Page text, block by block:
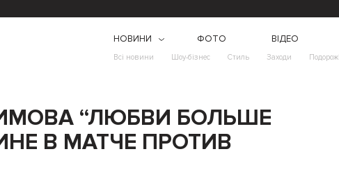
НОВИНИ
Всі новини Шоу-бізнес Стиль Заходи Подорожі
ФОТО ВІДЕО
“ЛЮБВИ БОЛЬШЕ
В МАТЧЕ ПРОТИВ